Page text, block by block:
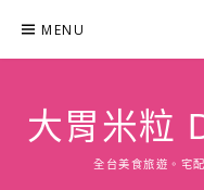
content
MENU
大胃米粒
全台美食旅遊。宅